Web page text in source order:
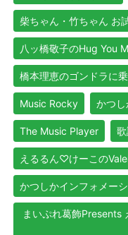
柴ちゃん・竹ちゃん お
八ッ橋敬子のHug You
橋本理恵のゴンドラに
Music Rocky かつし
The Music Player
えるるん♡けーこの
かつしかインフォメー
まいぷれ葛飾Presents